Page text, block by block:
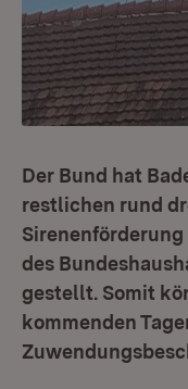
Der Bund hat
restlichen rund
des
gestellt. Somit
kommenden